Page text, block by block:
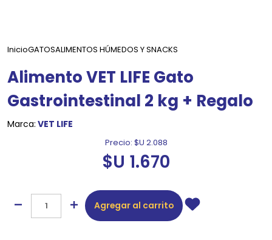
InicioGATOSALIMENTOS HÚMEDOS Y SNACKS
Alimento VET LIFE Gato
Gastrointestinal 2 kg + Regalo
Marca: VET LIFE
Precio: $U 2.088
$U 1.670
Agregar al carrito